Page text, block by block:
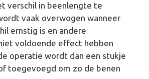
verschil in beenlengte te
vaak overwogen wanneer
ernstig is en andere
voldoende effect hebben
operatie wordt dan een stukje
toegevoegd om zo de benen